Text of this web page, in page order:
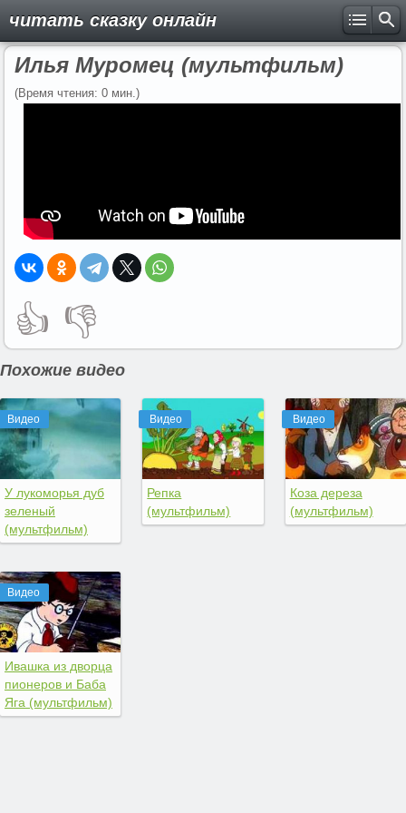
читать сказку онлайн
Илья Муромец (мультфильм)
(Время чтения: 0 мин.)
👍 👎
Похожие видео
Видео
У лукоморья дуб
зеленый
(мультфильм)
Видео
Ивашка из дворца
пионеров и Баба
Яга (мультфильм)
Видео
Репка
(мультфильм)
Видео
Коза дереза
(мультфильм)